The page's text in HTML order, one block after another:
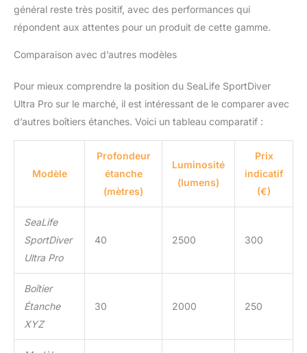
avec un indice de rendu
des couleurs de 90 imite
étroitement la lumière
naturelle du soleil, de
couleurs vives telles
qu'elles apparaissent
vraiment dans la nature.
commandes de l'appareil
photo SportDiver ne
changent pas la façon
normale de prendre des
à tous les paramètres de
teinte, la sélection de
pouvez facilement
général reste très positif, avec des performances qui
répondent aux attentes pour un produit de cette gamme.
Comparaison avec d’autres modèles
Pour mieux comprendre la position du SeaLife SportDiver
Ultra Pro sur le marché, il est intéressant de le comparer avec
d’autres boîtiers étanches. Voici un tableau comparatif :
Modèle
Profondeur
étanche
(mètres)
Luminosité
(lumens)
Prix
indicatif
(€)
SeaLife
SportDiver
Ultra Pro
40 2500 300
Boîtier
Étanche
XYZ
30 2000 250